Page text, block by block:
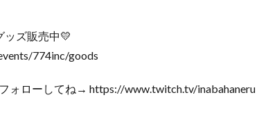
ッズ販売中💛
774inc/goods
ォローしてね→ https://www.twitch.tv/inabahaneru